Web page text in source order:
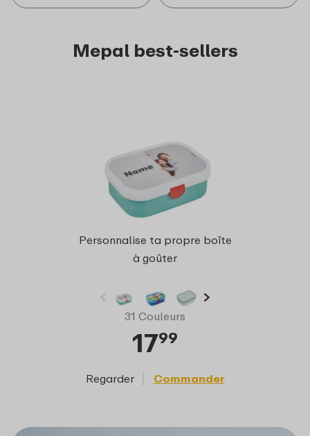
Mepal best-sellers
Personnalise ta propre boîte
à goûter
31 Couleurs
1799
Regarder Commander